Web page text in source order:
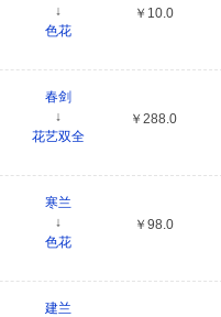
↓
色花
￥10.0
春剑
↓
花艺双全
￥288.0
寒兰
↓
色花
￥98.0
建兰